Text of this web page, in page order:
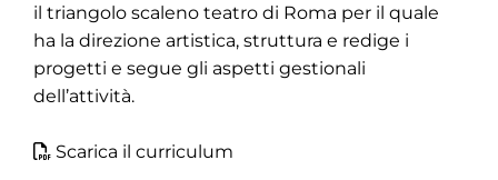
il triangolo scaleno teatro di Roma per il quale
ha la direzione artistica, struttura e redige i
progetti e segue gli aspetti gestionali
dell’attività.
Scarica il curriculum